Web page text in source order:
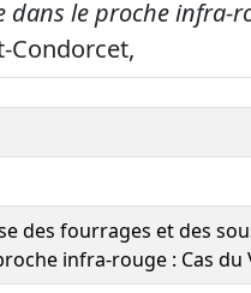
le proche infra-
Condorcet,
des fourrages et des
infra-rouge : Cas du